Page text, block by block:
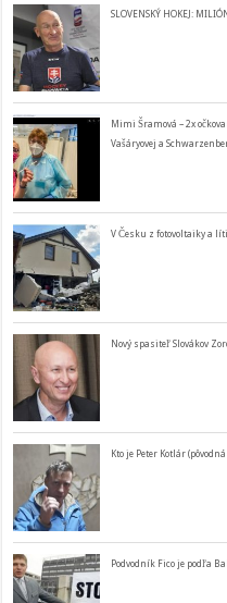
SLOVENSKÝ HOKEJ:
Mimi Šramová – 2x
Vašáryovej a
V Česku z fotovoltaiky a
Nový spasiteľ Slovákov
Kto je Peter Kotlár
Podvodník Fico je podľa